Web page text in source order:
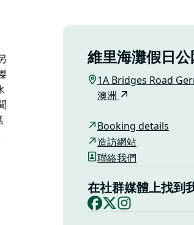
維里海灘假日公
1A Bridges Road
澳洲
Booking details
造訪網站
聯絡我們
在社群媒體上找到
Facebook
X